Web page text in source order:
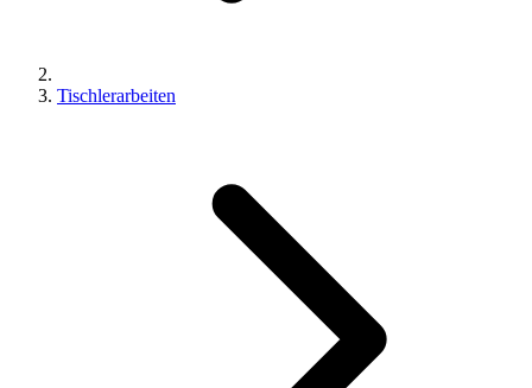
Tischlerarbeiten